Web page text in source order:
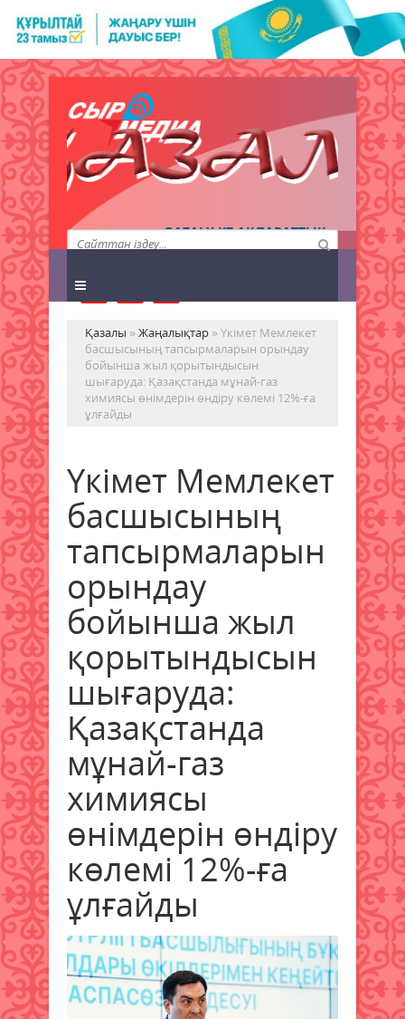
QAZALY.KZ АҚПАРАТТЫҚ
АГЕНТТІГІ
Қазалы »Жаңалықтар » Үкімет Мемлекет
басшысының тапсырмаларын орындау
бойынша жыл қорытындысын
шығаруда: Қазақстанда мұнай-газ
химиясы өнімдерін өндіру көлемі 12%-ға
ұлғайды
Үкімет Мемлекет
басшысының
тапсырмаларын
орындау
бойынша жыл
қорытындысын
шығаруда:
Қазақстанда
мұнай-газ
химиясы
өнімдерін өндіру
көлемі 12%-ға
ұлғайды